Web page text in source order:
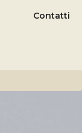
Contatti